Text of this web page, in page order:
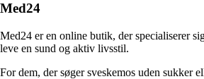
Med24
Med24 er en online butik, der specialiserer
leve en sund og aktiv livsstil.
For dem, der søger sveskemos uden sukker